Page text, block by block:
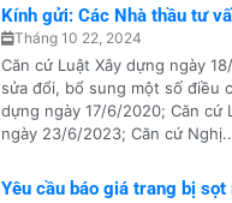
Kính gửi: Các Nhà thầu tư
Tháng 10 22, 2024
Căn cứ Luật Xây dựng ngày
sửa đổi, bổ sung một số điều
dựng ngày 17/6/2020; Căn cứ
ngày 23/6/2023; Căn cứ
Yêu cầu báo giá trang bị